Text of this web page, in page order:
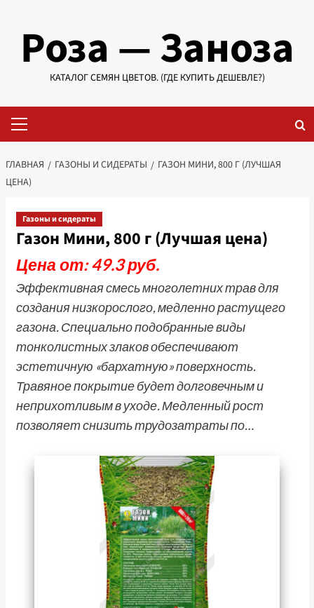
содержимому
Роза — Заноза
КАТАЛОГ СЕМЯН ЦВЕТОВ. (ГДЕ КУПИТЬ ДЕШЕВЛЕ?)
меню
ГЛАВНАЯ ГАЗОНЫ И СИДЕРАТЫ
ГАЗОН МИНИ, 800 Г (ЛУЧШАЯ
ЦЕНА)
Газоны и сидераты
Газон Мини, 800 г (Лучшая цена)
Цена от: 49.3 руб.
Эффективная смесь многолетних трав для
создания низкорослого, медленно растущего
газона. Специально подобранные виды
тонколистных злаков обеспечивают
эстетичную «бархатную» поверхность.
Травяное покрытие будет долговечным и
неприхотливым в уходе. Медленный рост
позволяет снизить трудозатраты по…